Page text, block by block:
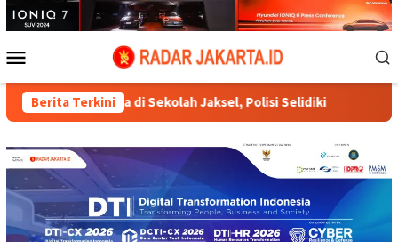
Loncat
ke
Mobile
Berita Terkini
di Sekolah Jaksel, Polisi Selidiki 995 Senjata dan